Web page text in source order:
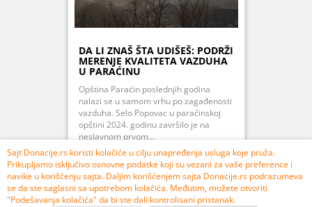
DA LI ZNAŠ ŠTA UDIŠEŠ: PODRŽI
MERENJE KVALITETA VAZDUHA
U PARAĆINU
Opština Paraćin poslednjih godina
nalazi se u samom vrhu po zagađenosti
vazduha. Selo Popovac u paraćinskoj
opštini 2024. godinu završilo je na
neslavnom prvom...
PRIKUPLJENO 107% 106.850,00 RSD
Sajt Donacije.rs koristi kolačiće u cilju unapređenja usluga koje pruža.
Prikupljamo isključivo osnovne podatke koji su vezani za vaše preference i
navike u korišćenju sajta. Daljim korišćenjem sajta Donacije.rs podrazumeva
se da ste saglasni sa upotrebom kolačića. Međutim, možete otvoriti
"Podešavanja kolačića" da bi ste dali kontrolisani pristanak.